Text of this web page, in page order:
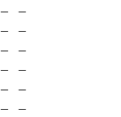
–
–
–
–
–
–
–
–
–
–
–
–